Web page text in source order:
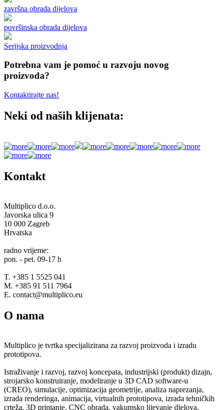
završna obrada dijelova
površinska obrada dijelova
Serijska proizvodnja
Potrebna vam je pomoć u razvoju novog
proizvoda?
Kontaktirajte nas!
Neki od naših klijenata:
Kontakt
Multiplico d.o.o.
Javorska ulica 9
10 000 Zagreb
Hrvatska
radno vrijeme:
pon. - pet. 09-17 h
T. +385 1 5525 041
M. +385 91 511 7964
E. contact@multiplico.eu
O nama
Multiplico je tvrtka specijalizirana za razvoj proizvoda i izradu
prototipova.
Istraživanje i razvoj, razvoj koncepata, industrijski (produkt) dizajn,
strojarsko konstruiranje, modeliranje u 3D CAD software-u
(CREO), simulacije, optimizacija geometrije, analiza naprezanja,
izrada renderinga, animacija, virtualnih prototipova, izrada tehničkih
crteža, 3D printanje, CNC obrada, vakumsko lijevanje djelova,